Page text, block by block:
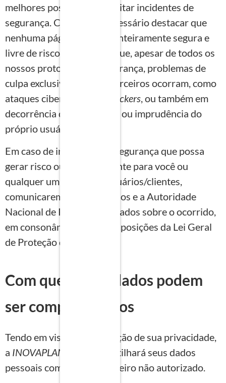
melhores posturas para evitar incidentes de
segurança. Contudo, é necessário destacar que
nenhuma página virtual é inteiramente segura e
livre de riscos. É possível que, apesar de todos os
nossos protocolos de segurança, problemas de
culpa exclusivamente de terceiros ocorram, como
ataques cibernéticos de
hackers , ou também em
decorrência da negligência ou imprudência do
próprio usuário/cliente.
Em caso de incidentes de segurança que possa
gerar risco ou dano relevante para você ou
qualquer um de nossos usuários/clientes,
comunicaremos aos afetados e a Autoridade
Nacional de Proteção de Dados sobre o ocorrido,
em consonância com as disposições da Lei Geral
de Proteção de Dados.
Com quem seus dados podem
ser compartilhados
Tendo em vista a preservação de sua privacidade,
a INOVAPLAN
não compartilhará seus dados
pessoais com nenhum terceiro não autorizado.